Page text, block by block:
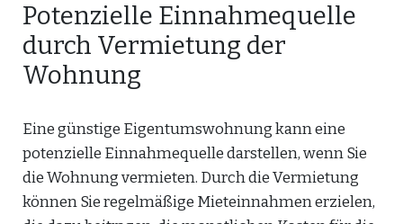
Potenzielle Einnahmequelle
durch Vermietung der
Wohnung
Eine günstige Eigentumswohnung kann eine
potenzielle Einnahmequelle darstellen, wenn Sie
die Wohnung vermieten. Durch die Vermietung
können Sie regelmäßige Mieteinnahmen erzielen,